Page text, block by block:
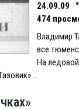
24.09.09
474
Владимир
все
На